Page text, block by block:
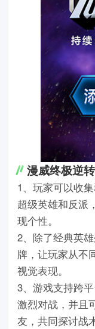
漫威终极逆
1、玩家可以收
超级英雄和反派
现个性。
2、除了经典英
牌，让玩家从不
视觉表现。
3、游戏支持跨
激烈对战，并且
友，共同探讨战